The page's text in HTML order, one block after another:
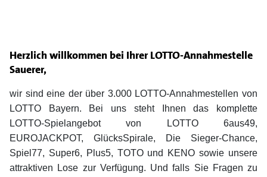
Herzlich willkommen bei Ihrer LOTTO-Annahmestelle
Sauerer,
wir sind eine der über 3.000 LOTTO-Annahmestellen von
LOTTO Bayern. Bei uns steht Ihnen das komplette
LOTTO-Spielangebot von LOTTO 6aus49,
EUROJACKPOT, GlücksSpirale, Die Sieger-Chance,
Spiel77, Super6, Plus5, TOTO und KENO sowie unsere
attraktiven Lose zur Verfügung. Und falls Sie Fragen zu